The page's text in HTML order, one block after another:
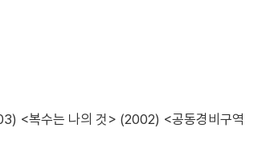
<복수는 나의 것> (2002) <공동경비구역